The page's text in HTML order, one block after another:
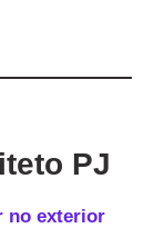
PJ
no exterior